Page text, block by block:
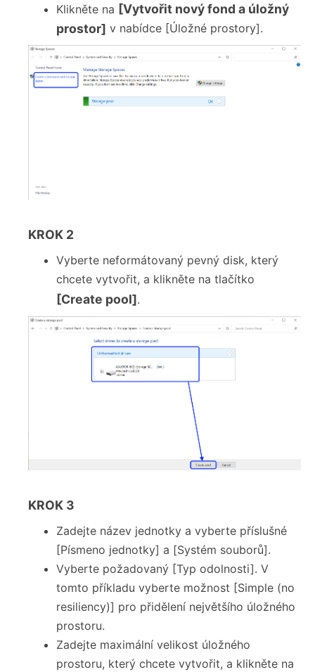
Klikněte na [Vytvořit nový fond a úložný
prostor] v nabídce [Úložné prostory].
KROK 2
Vyberte neformátovaný pevný disk, který
chcete vytvořit, a klikněte na tlačítko
[Create pool].
KROK 3
Zadejte název jednotky a vyberte příslušné
[Písmeno jednotky] a [Systém souborů].
Vyberte požadovaný [Typ odolnosti]. V
tomto příkladu vyberte možnost [Simple (no
resiliency)] pro přidělení největšího úložného
prostoru.
Zadejte maximální velikost úložného
prostoru, který chcete vytvořit, a klikněte na